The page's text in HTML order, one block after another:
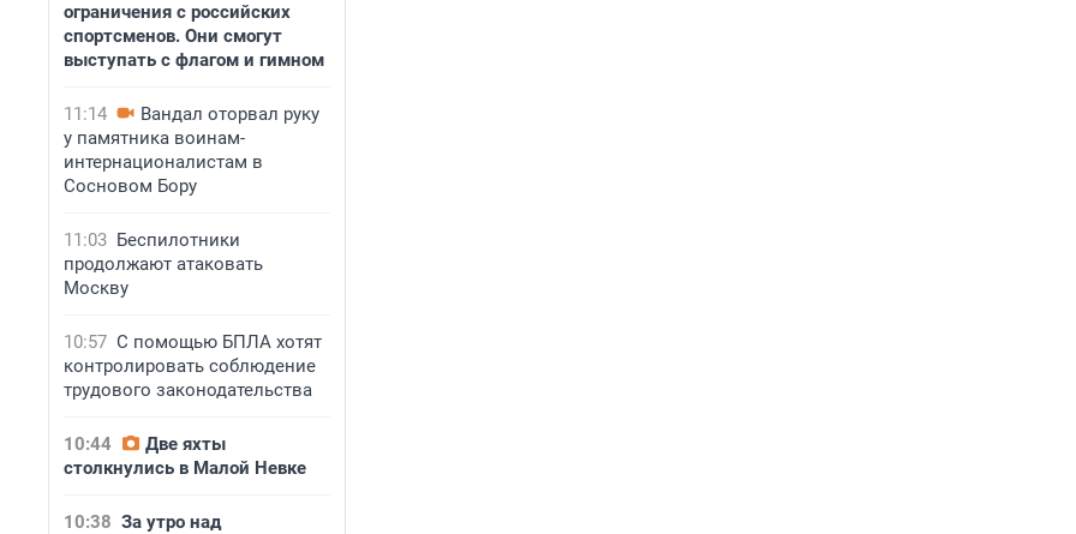
ограничения с российских
спортсменов. Они смогут
выступать с флагом и гимном
11:14
Вандал оторвал руку
у памятника воинам-
интернационалистам в
Сосновом Бору
11:03 Беспилотники
продолжают атаковать
Москву
10:57 С помощью БПЛА хотят
контролировать соблюдение
трудового законодательства
10:44
Две яхты
столкнулись в Малой Невке
10:38 За утро над